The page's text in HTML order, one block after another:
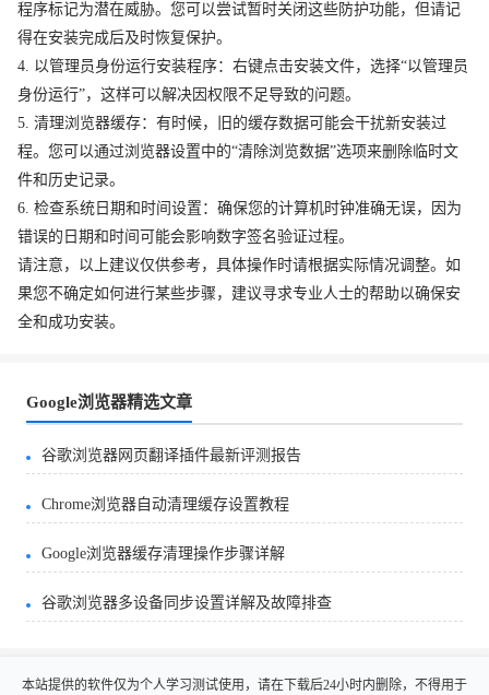
程序标记为潜在威胁。您可以尝试暂时关闭这些防护功能，但请记
得在安装完成后及时恢复保护。
4. 以管理员身份运行安装程序：右键点击安装文件，选择“以管理员
身份运行”，这样可以解决因权限不足导致的问题。
5. 清理浏览器缓存：有时候，旧的缓存数据可能会干扰新安装过
程。您可以通过浏览器设置中的“清除浏览数据”选项来删除临时文
件和历史记录。
6. 检查系统日期和时间设置：确保您的计算机时钟准确无误，因为
错误的日期和时间可能会影响数字签名验证过程。
请注意，以上建议仅供参考，具体操作时请根据实际情况调整。如
果您不确定如何进行某些步骤，建议寻求专业人士的帮助以确保安
全和成功安装。
Google浏览器精选文章
谷歌浏览器网页翻译插件最新评测报告
Chrome浏览器自动清理缓存设置教程
Google浏览器缓存清理操作步骤详解
谷歌浏览器多设备同步设置详解及故障排查
本站提供的软件仅为个人学习测试使用，请在下载后24小时内删除，不得用于